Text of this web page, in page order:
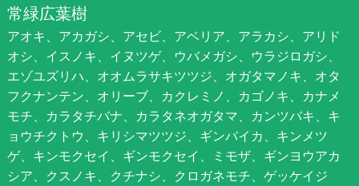
常緑広葉樹
アオキ、アカガシ、アセビ、アベリア、アラカシ、アリド
オシ、イスノキ、イヌツゲ、ウバメガシ、ウラジロガシ、
エゾユズリハ、オオムラサキツツジ、オガタマノキ、オタ
フクナンテン、オリーブ、カクレミノ、カゴノキ、カナメ
モチ、カラタチバナ、カラタネオガタマ、カンツバキ、キ
ョウチクトウ、キリシマツツジ、ギンバイカ、キンメツ
ゲ、キンモクセイ、ギンモクセイ、ミモザ、ギンヨウアカ
シア、クスノキ、クチナシ、クロガネモチ、ゲッケイジ